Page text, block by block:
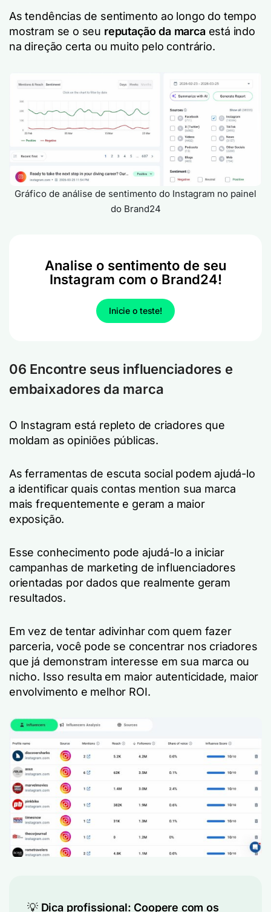
As tendências de sentimento ao longo do tempo
mostram se o seu reputação da marcaestá indo
na direção certa ou muito pelo contrário.
Gráfico de análise de sentimento do Instagram no painel
do Brand24
Analise o sentimento de seu
Instagram com o Brand24!
Inicie o teste!
06 Encontre seus influenciadores e
embaixadores da marca
O Instagram está repleto de criadores que
moldam as opiniões públicas.
As ferramentas de escuta social podem ajudá-lo
a identificar quais contas mention sua marca
mais frequentemente e geram a maior
exposição.
Esse conhecimento pode ajudá-lo a iniciar
campanhas de marketing de influenciadores
orientadas por dados que realmente geram
resultados.
Em vez de tentar adivinhar com quem fazer
parceria, você pode se concentrar nos criadores
que já demonstram interesse em sua marca ou
nicho. Isso resulta em maior autenticidade, maior
envolvimento e melhor ROI.
💡 Dica profissional: Coopere com os